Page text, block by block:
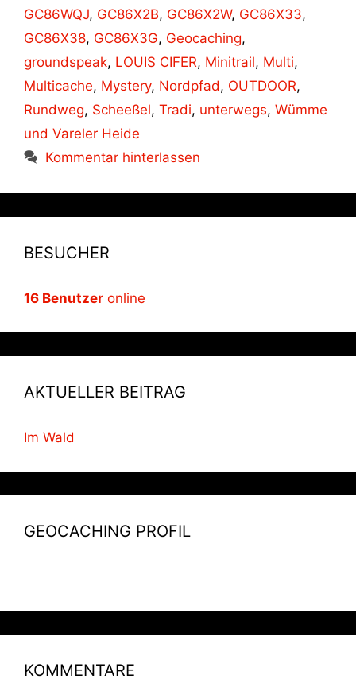
GC86WQJ, GC86X2B, GC86X2W, GC86X33,
GC86X38, GC86X3G, Geocaching,
groundspeak, LOUIS CIFER, Minitrail, Multi,
Multicache, Mystery, Nordpfad, OUTDOOR,
Rundweg, Scheeßel, Tradi, unterwegs, Wümme
und Vareler Heide
Kommentar hinterlassen
BESUCHER
16 Benutzer online
AKTUELLER BEITRAG
Im Wald
GEOCACHING PROFIL
KOMMENTARE